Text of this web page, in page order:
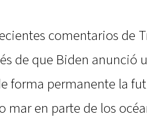
comentarios de
de que Biden anunció
forma permanente la
mar en parte de los